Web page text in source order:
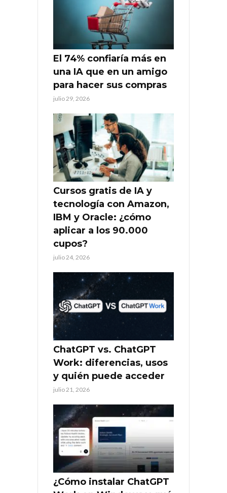
El 74% confiaría más en
una IA que en un amigo
para hacer sus compras
julio 29, 2026
Cursos gratis de IA y
tecnología con Amazon,
IBM y Oracle: ¿cómo
aplicar a los 90.000
cupos?
julio 24, 2026
ChatGPT vs. ChatGPT
Work: diferencias, usos
y quién puede acceder
julio 21, 2026
¿Cómo instalar ChatGPT